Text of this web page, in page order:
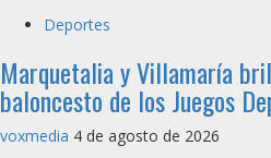
Deportes
Marquetalia y Villamaría
baloncesto de los Juegos
voxmedia 4 de agosto de 2026